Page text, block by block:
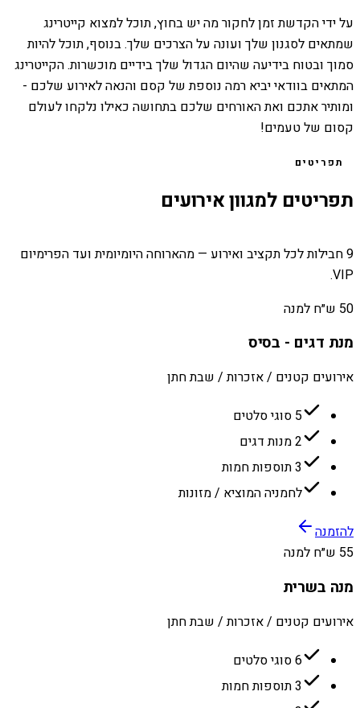
על ידי הקדשת זמן לחקור מה יש בחוץ, תוכל למצוא קייטרינג
שמתאים לסגנון שלך ועונה על הצרכים שלך. בנוסף, תוכל להיות
סמוך ובטוח בידיעה שהיום הגדול שלך בידיים מוכשרות. הקייטרינג
המתאים בוודאי יביא רמה נוספת של קסם והנאה לאירוע שלכם -
ומותיר אתכם ואת האורחים שלכם בתחושה כאילו נלקחו לעולם
קסום של טעמים!
תפריטים
תפריטים למגוון אירועים
9 חבילות לכל תקציב ואירוע — מהארוחה היומיומית ועד הפרימיום
VIP.
50 ש״ח למנה
מנת דגים - בסיס
אירועים קטנים / אזכרות / שבת חתן
5 סוגי סלטים
2 מנות דגים
3 תוספות חמות
לחמניה המוציא / מזונות
להזמנה
55 ש״ח למנה
מנה בשרית
אירועים קטנים / אזכרות / שבת חתן
6 סוגי סלטים
3 תוספות חמות